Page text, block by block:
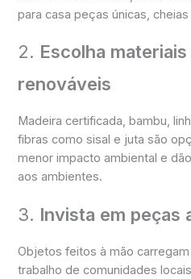
para casa peças únicas,
2. Escolha
renováveis
Madeira certificada, bambu,
fibras como sisal e juta são
menor impacto ambiental e
aos ambientes.
3. Invista em peças
Objetos feitos à mão
trabalho de comunidades